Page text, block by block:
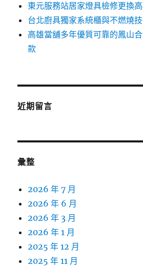
東元服務站居家燈具檢修更換
台北廚具獨家系統櫃與不燃燒
高雄當舖多年優質可靠的鳳山
款
近期留言
彙整
2026 年 7 月
2026 年 6 月
2026 年 3 月
2026 年 1 月
2025 年 12 月
2025 年 11 月